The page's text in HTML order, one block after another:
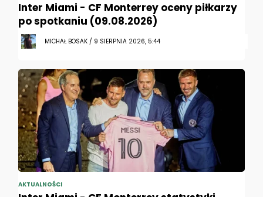
Inter Miami - CF Monterrey oceny piłkarzy
po spotkaniu (09.08.2026)
MICHAŁ BOSAK / 9 SIERPNIA 2026, 5:44
AKTUALNOŚCI